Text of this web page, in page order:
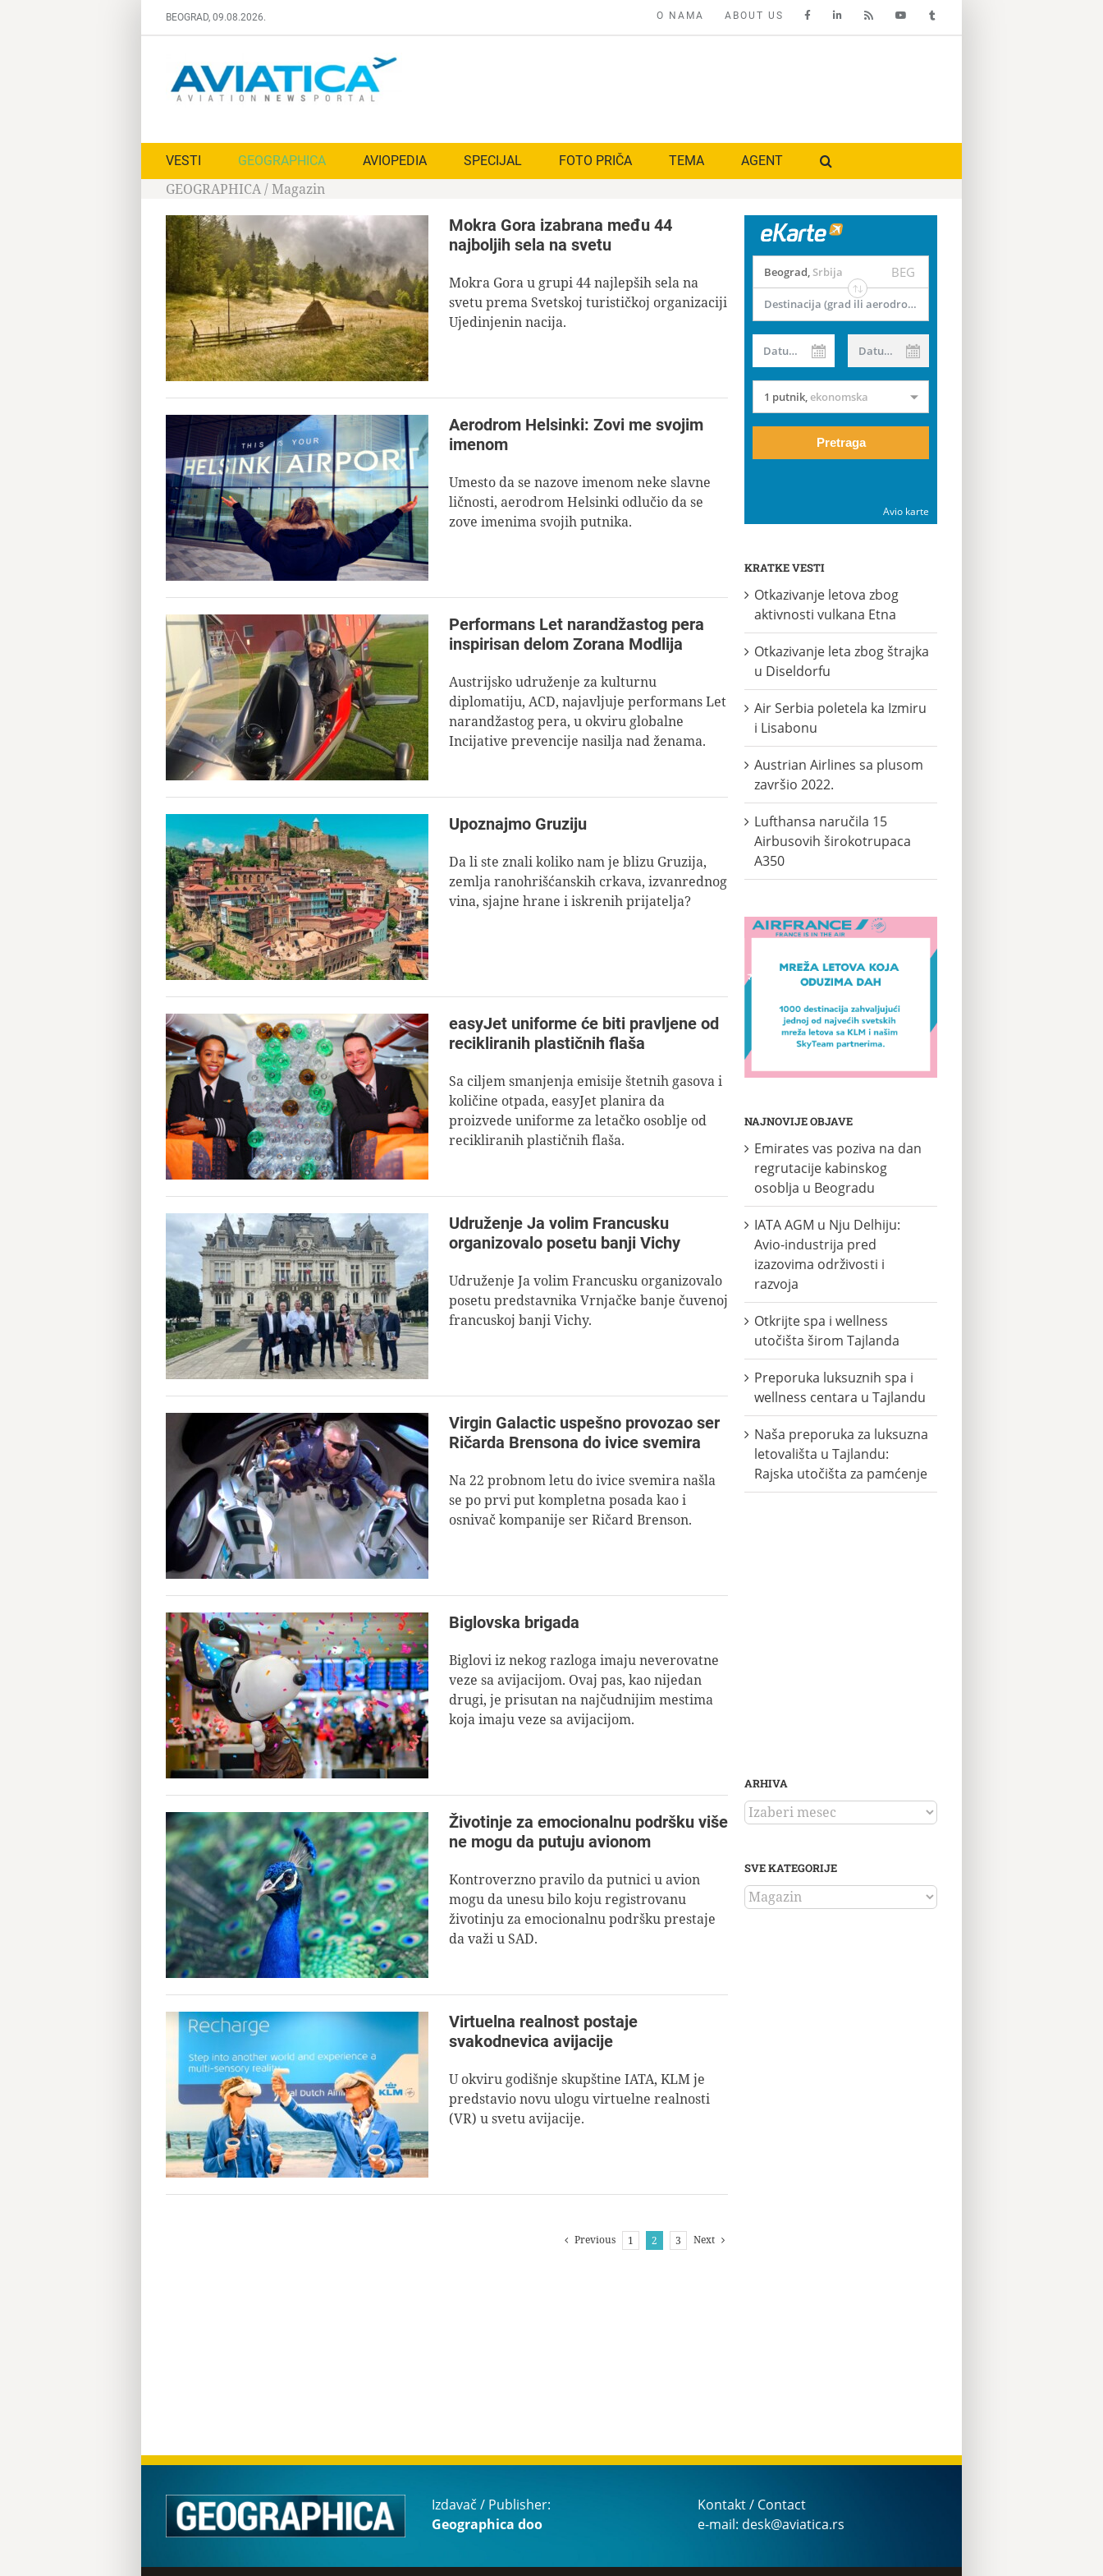
BEOGRAD, 09.08.2026. O NAMA ABOUT US
VESTI GEOGRAPHICA AVIOPEDIA SPECIJAL FOTO PRIČA TEMA AGENT
GEOGRAPHICA/Magazin
Mokra Gora izabrana među 44
najboljih sela na svetu
Mokra Gora u grupi 44 najlepših sela na
svetu prema Svetskoj turističkoj organizaciji
Ujedinjenin nacija.
Aerodrom Helsinki: Zovi me svojim
imenom
Umesto da se nazove imenom neke slavne
ličnosti, aerodrom Helsinki odlučio da se
zove imenima svojih putnika.
Performans Let narandžastog pera
inspirisan delom Zorana Modlija
Austrijsko udruženje za kulturnu
diplomatiju, ACD, najavljuje performans Let
narandžastog pera, u okviru globalne
Incijative prevencije nasilja nad ženama.
Upoznajmo Gruziju
Da li ste znali koliko nam je blizu Gruzija,
zemlja ranohrišćanskih crkava, izvanrednog
vina, sjajne hrane i iskrenih prijatelja?
easyJet uniforme će biti pravljene od
recikliranih plastičnih flaša
Sa ciljem smanjenja emisije štetnih gasova i
količine otpada, easyJet planira da
proizvede uniforme za letačko osoblje od
recikliranih plastičnih flaša.
Udruženje Ja volim Francusku
organizovalo posetu banji Vichy
Udruženje Ja volim Francusku organizovalo
posetu predstavnika Vrnjačke banje čuvenoj
francuskoj banji Vichy.
Virgin Galactic uspešno provozao ser
Ričarda Brensona do ivice svemira
Na 22 probnom letu do ivice svemira našla
se po prvi put kompletna posada kao i
osnivač kompanije ser Ričard Brenson.
Biglovska brigada
Biglovi iz nekog razloga imaju neverovatne
veze sa avijacijom. Ovaj pas, kao nijedan
drugi, je prisutan na najčudnijim mestima
koja imaju veze sa avijacijom.
Životinje za emocionalnu podršku više
ne mogu da putuju avionom
Kontroverzno pravilo da putnici u avion
mogu da unesu bilo koju registrovanu
životinju za emocionalnu podršku prestaje
da važi u SAD.
Virtuelna realnost postaje
svakodnevica avijacije
U okviru godišnje skupštine IATA, KLM je
predstavio novu ulogu virtuelne realnosti
(VR) u svetu avijacije.
Previous 1 2 3 Next
Beograd, Srbija BEG
Destinacija (grad ili aerodrom)
Datum od Datum do
1 putnik,ekonomska
Pretraga
Avio karte
KRATKE VESTI
Otkazivanje letova zbog
aktivnosti vulkana Etna
Otkazivanje leta zbog štrajka
u Diseldorfu
Air Serbia poletela ka Izmiru
i Lisabonu
Austrian Airlines sa plusom
završio 2022.
Lufthansa naručila 15
Airbusovih širokotrupaca
A350
NAJNOVIJE OBJAVE
Emirates vas poziva na dan
regrutacije kabinskog
osoblja u Beogradu
IATA AGM u Nju Delhiju:
Avio-industrija pred
izazovima održivosti i
razvoja
Otkrijte spa i wellness
utočišta širom Tajlanda
Preporuka luksuznih spa i
wellness centara u Tajlandu
Naša preporuka za luksuzna
letovališta u Tajlandu:
Rajska utočišta za pamćenje
ARHIVA
ARHIVA
SVE KATEGORIJE
SVE
KATEGORIJE
Izdavač / Publisher:
Geographica doo
Kontakt / Contact
e-mail: desk@aviatica.rs